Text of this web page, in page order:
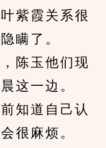
紫霞关系很
瞒了。
陈玉他们现
这一边。
知道自己认
很麻烦。